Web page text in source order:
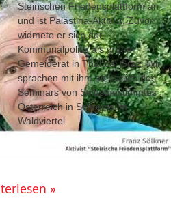
Steirischen Friedensplattform an
und ist Palästina-Aktivist. Zuvor
widmete er sich der
Kommunalpolitik als grüner
Gemeiderat in Thal bei Graz. Wir
sprachen mit ihm anlässlich des
Seminars von Selbstbestimmtes
Österreich in Schrems im
Waldviertel.
»